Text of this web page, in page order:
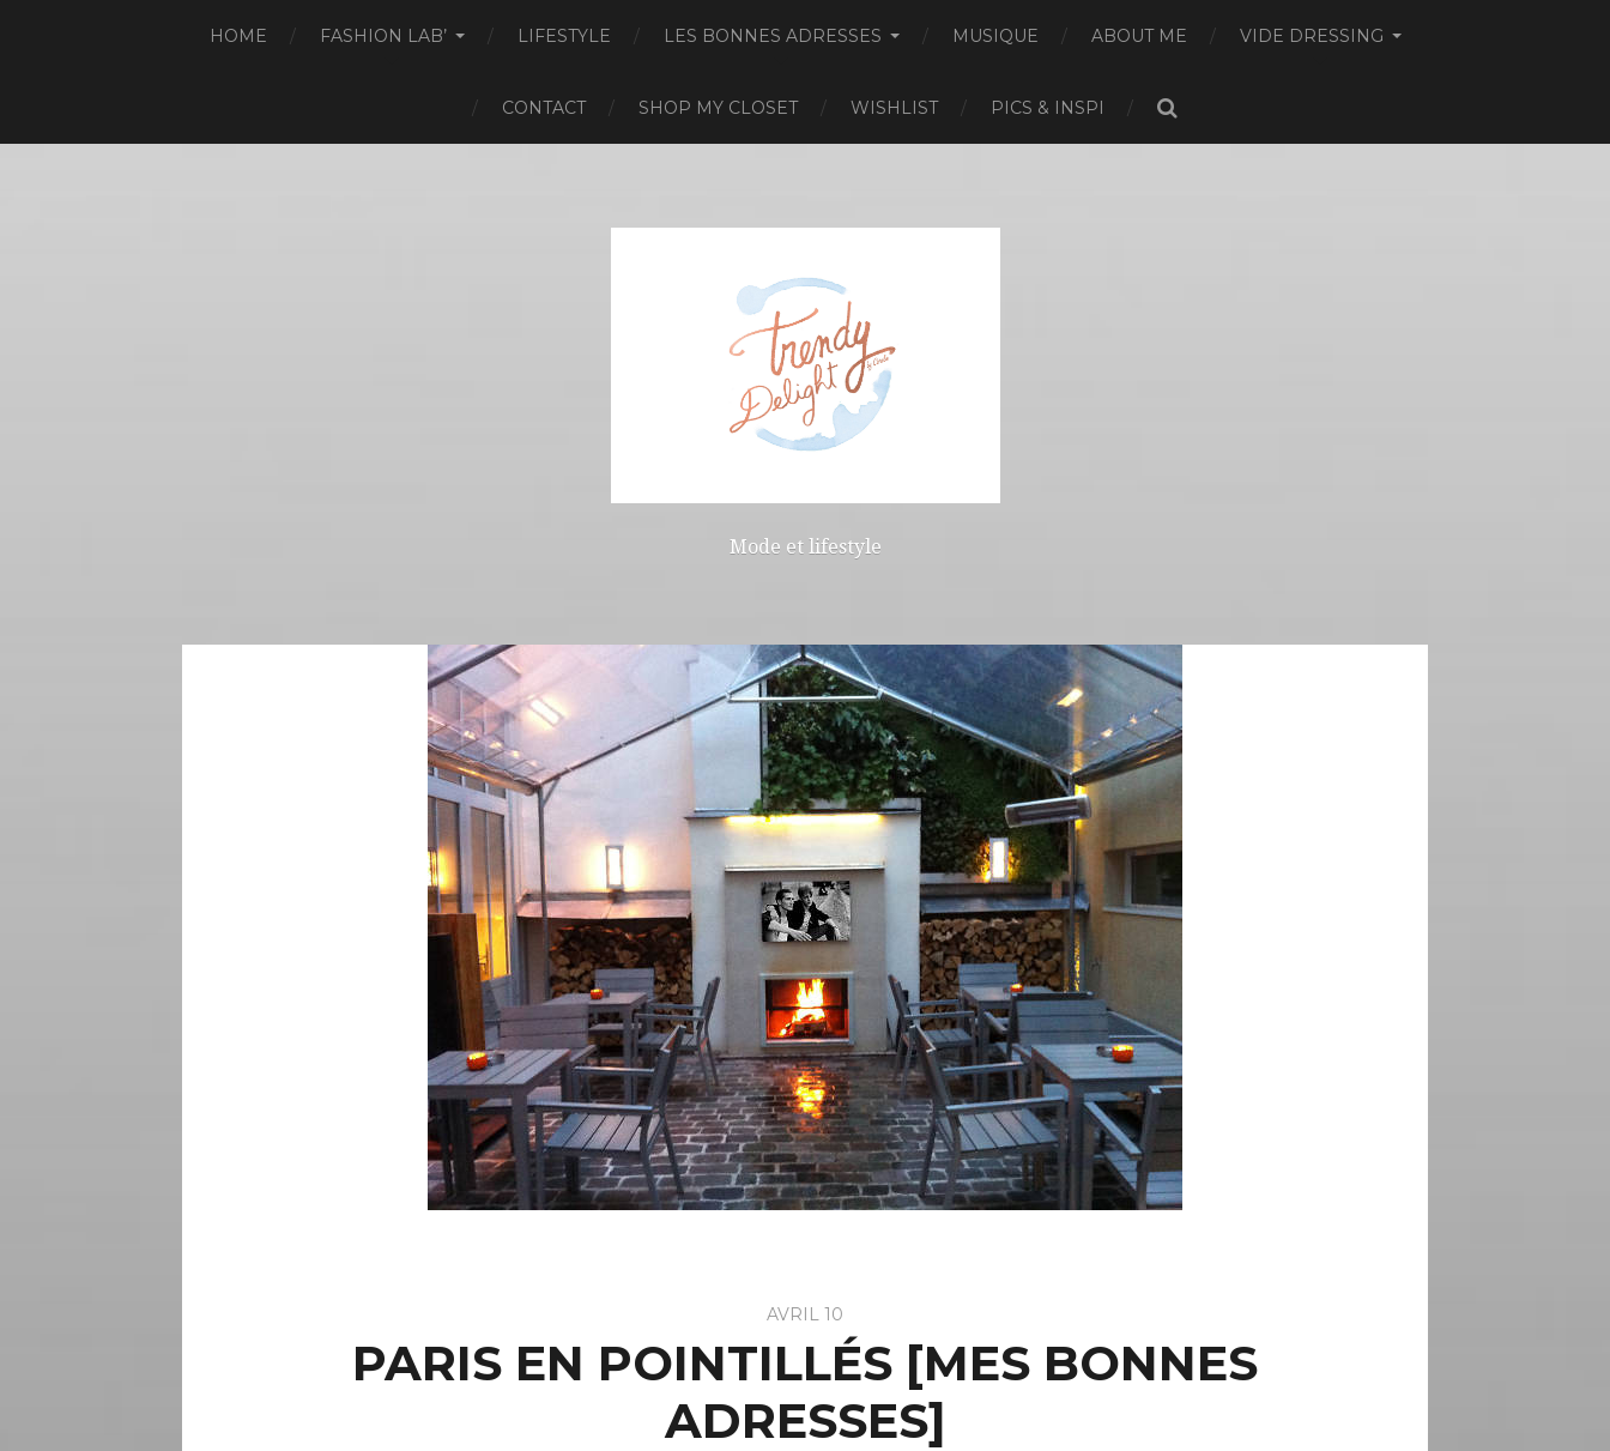
HOME FASHION LAB’ LIFESTYLE LES BONNES ADRESSES MUSIQUE ABOUT ME VIDE DRESSING
CONTACT SHOP MY CLOSET WISHLIST PICS & INSPI
Mode et lifestyle
AVRIL 10
PARIS EN POINTILLÉS [MES BONNES
ADRESSES]